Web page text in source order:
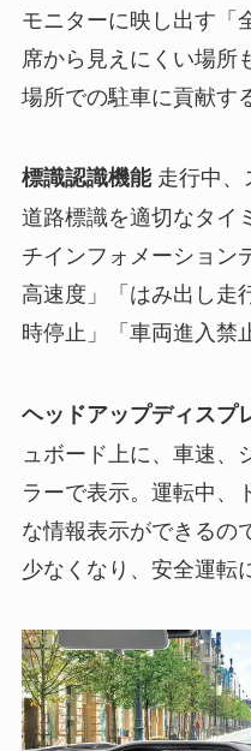
モニターに映し出す「
席から見えにくい場所
場所での駐車に貢献す
標識認識機能走行中
道路標識を適切なタイ
チインフォメーション
高速度」「はみ出し走
時停止」「車両進入禁
ヘッドアップディスプ
ュボード上に、車速、
ラーで表示。運転中、
な情報表示ができるの
少なくなり、安全運転